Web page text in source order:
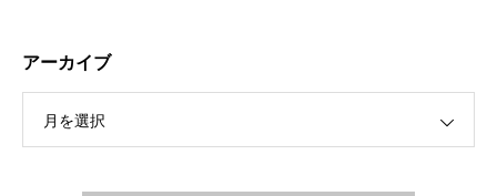
アーカイブ
月を選択